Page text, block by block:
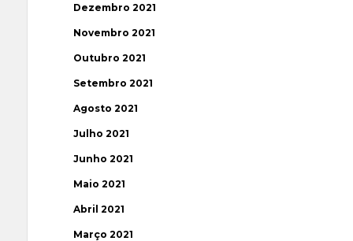
Dezembro 2021
Novembro 2021
Outubro 2021
Setembro 2021
Agosto 2021
Julho 2021
Junho 2021
Maio 2021
Abril 2021
Março 2021